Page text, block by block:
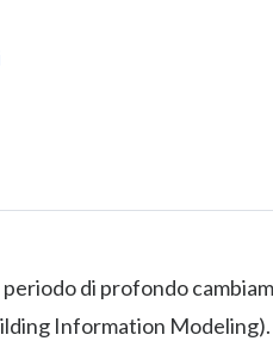
di profondo
Information